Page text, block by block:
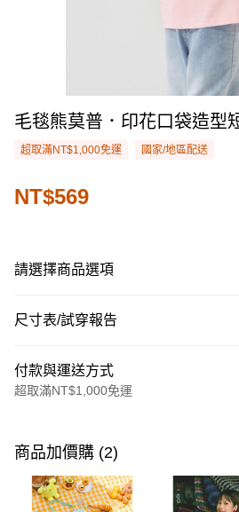
毛毯熊莫普．印花口袋造型
超取滿NT$1,000免運 國家/地區配送
NT$569
請選擇商品選項
尺寸表/試穿報告
付款與運送方式
超取滿NT$1,000免運
信用卡一次付款
購物金
商品加價購 (2)